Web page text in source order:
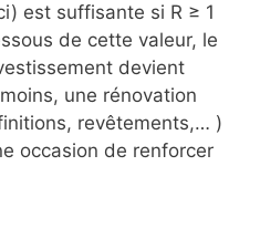
est suffisante si R ≥ 1
de cette valeur, le
devient
une rénovation
revêtements,… )
occasion de renforcer